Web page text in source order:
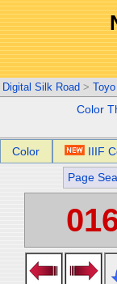
Digital Silk Road >
Color
Color IIIF
Page